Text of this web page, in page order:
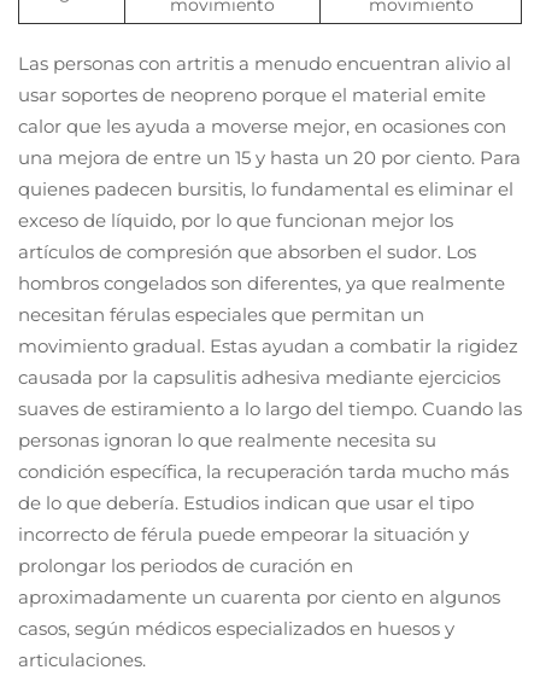
movimiento movimiento
Las personas con artritis a menudo encuentran alivio al
usar soportes de neopreno porque el material emite
calor que les ayuda a moverse mejor, en ocasiones con
una mejora de entre un 15 y hasta un 20 por ciento. Para
quienes padecen bursitis, lo fundamental es eliminar el
exceso de líquido, por lo que funcionan mejor los
artículos de compresión que absorben el sudor. Los
hombros congelados son diferentes, ya que realmente
necesitan férulas especiales que permitan un
movimiento gradual. Estas ayudan a combatir la rigidez
causada por la capsulitis adhesiva mediante ejercicios
suaves de estiramiento a lo largo del tiempo. Cuando las
personas ignoran lo que realmente necesita su
condición específica, la recuperación tarda mucho más
de lo que debería. Estudios indican que usar el tipo
incorrecto de férula puede empeorar la situación y
prolongar los periodos de curación en
aproximadamente un cuarenta por ciento en algunos
casos, según médicos especializados en huesos y
articulaciones.